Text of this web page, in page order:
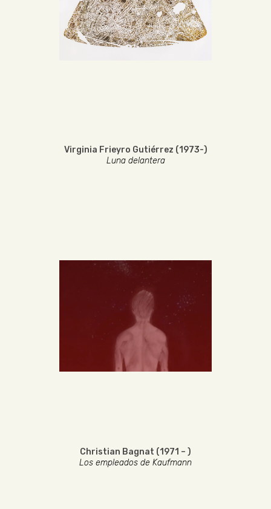
Virginia Frieyro Gutiérrez (1973-)
Luna delantera
Christian Bagnat (1971 – )
Los empleados de Kaufmann